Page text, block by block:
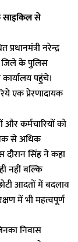
साइकिल से
नरेन्द्र
जिले के पुलिस
पहुंचे।
एक प्रेरणादायक
कर्मचारियों को
से अधिक
सिंह ने कहा
नहीं बल्कि
आदतों में बदलाव
में भी महत्वपूर्ण
निवास